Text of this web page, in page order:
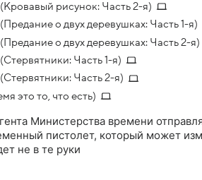
рисунок: Часть 2-я)
о двух деревушках: Часть 1-я)
о двух деревушках: Часть 2-я)
Часть 1-я)
Часть 2-я)
это то, что есть)
Министерства времени
пистолет, который может
не в те руки